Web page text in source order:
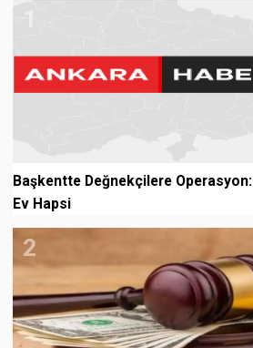
1
Başkentte Değnekçilere
Ev Hapsi
2